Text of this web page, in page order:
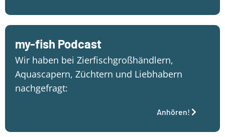
my-fish Podcast
Wir haben bei Zierfischgroßhändlern,
Aquascapern, Züchtern und Liebhabern
nachgefragt:
Anhören!